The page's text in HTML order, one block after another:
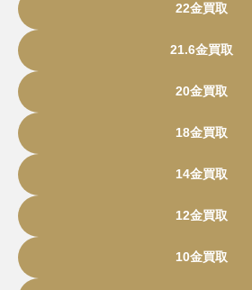
22金買取
21.6金買取
20金買取
18金買取
14金買取
12金買取
10金買取